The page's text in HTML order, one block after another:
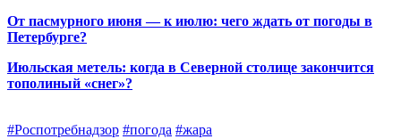
От пасмурного июня — к июлю: чего ждать от погоды в
Петербурге?
Июльская метель: когда в Северной столице закончится
тополиный «снег»?
#Роспотребнадзор #погода #жара